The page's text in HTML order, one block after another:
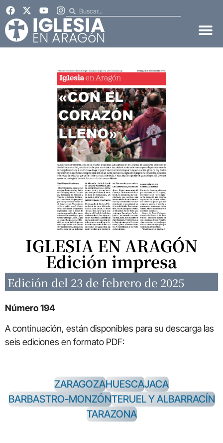
IGLESIA EN ARAGÓN
Edición impresa
Edición del 23 de febrero de 2025
Número 194
A continuación, están disponibles para su descarga las
seis ediciones en formato PDF:
ZARAGOZAHUESCAJACA
BARBASTRO-MONZÓNTERUEL Y ALBARRACÍN
TARAZONA